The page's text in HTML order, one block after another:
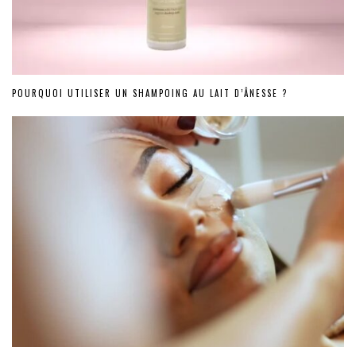
POURQUOI UTILISER UN SHAMPOING AU LAIT D’ÂNESSE ?